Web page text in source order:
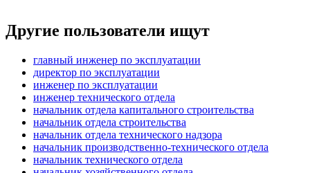
Другие пользователи ищут
главный инженер по эксплуатации
директор по эксплуатации
инженер по эксплуатации
инженер технического отдела
начальник отдела капитального строительства
начальник отдела строительства
начальник отдела технического надзора
начальник производственно-технического отдела
начальник технического отдела